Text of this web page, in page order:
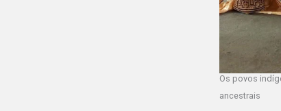
Os povos
ancestrais